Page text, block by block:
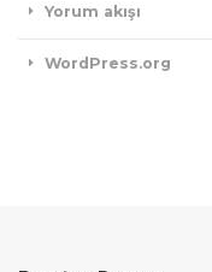
Yorum akışı
WordPress.org